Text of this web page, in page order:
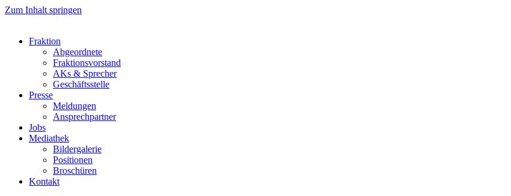
Zum Inhalt springen
Fraktion
Abgeordnete
Fraktions­vorstand
AKs & Sprecher
Geschäftsstelle
Presse
Meldungen
Ansprechpartner
Jobs
Mediathek
Bildergalerie
Positionen
Broschüren
Kontakt